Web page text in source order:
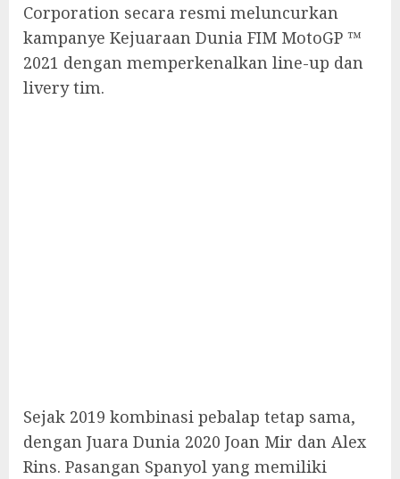
Corporation secara resmi meluncurkan
kampanye Kejuaraan Dunia FIM MotoGP ™
2021 dengan memperkenalkan line-up dan
livery tim.
Sejak 2019 kombinasi pebalap tetap sama,
dengan Juara Dunia 2020 Joan Mir dan Alex
Rins. Pasangan Spanyol yang memiliki